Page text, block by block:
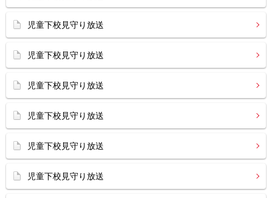
児童下校見守り放送
児童下校見守り放送
児童下校見守り放送
児童下校見守り放送
児童下校見守り放送
児童下校見守り放送